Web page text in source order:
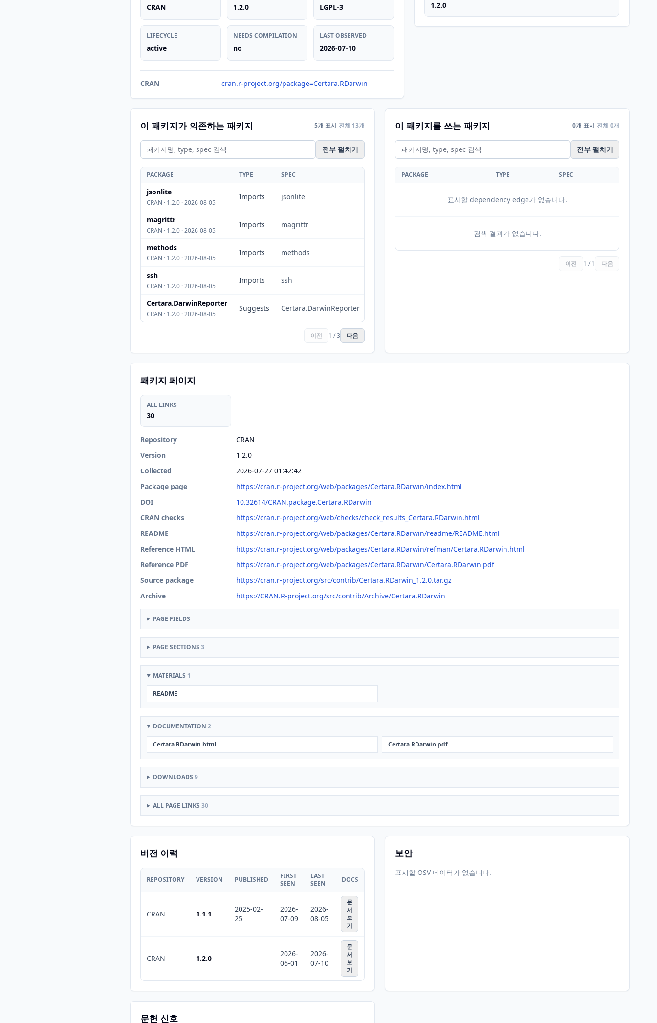
CRAN 1.2.0 LGPL-3
LIFECYCLE
active
NEEDS COMPILATION
no
LAST OBSERVED
2026-07-10
CRAN cran.r-project.org/package=Certara.RDarwin
1.2.0
이 패키지가 의존하는 패키지 5개 표시 전체 13개
전부 펼치기
PACKAGE TYPE SPEC
jsonlite
CRAN · 1.2.0 · 2026-08-05
Imports jsonlite
magrittr
CRAN · 1.2.0 · 2026-08-05
Imports magrittr
methods
CRAN · 1.2.0 · 2026-08-05
Imports methods
ssh
CRAN · 1.2.0 · 2026-08-05
Imports ssh
Certara.DarwinReporter
CRAN · 1.2.0 · 2026-08-05
Suggests Certara.DarwinReporter
이전 1 / 3 다음
이 패키지를 쓰는 패키지 0개 표시 전체 0개
전부 펼치기
PACKAGE TYPE SPEC
표시할 dependency edge가 없습니다.
검색 결과가 없습니다.
이전 1 / 1 다음
패키지 페이지
ALL LINKS
30
Repository
CRAN
Version
1.2.0
Collected
2026-07-27 01:42:42
Package page
https://cran.r-project.org/web/packages/Certara.RDarwin/index.html
DOI
10.32614/CRAN.package.Certara.RDarwin
CRAN checks
https://cran.r-project.org/web/checks/check_results_Certara.RDarwin.html
README
https://cran.r-project.org/web/packages/Certara.RDarwin/readme/README.html
Reference HTML
https://cran.r-project.org/web/packages/Certara.RDarwin/refman/Certara.RDarwin.html
Reference PDF
https://cran.r-project.org/web/packages/Certara.RDarwin/Certara.RDarwin.pdf
Source package
https://cran.r-project.org/src/contrib/Certara.RDarwin_1.2.0.tar.gz
Archive
https://CRAN.R-project.org/src/contrib/Archive/Certara.RDarwin
PAGE FIELDS
PAGE SECTIONS 3
MATERIALS 1
README
DOCUMENTATION 2
Certara.RDarwin.html Certara.RDarwin.pdf
DOWNLOADS 9
ALL PAGE LINKS 30
버전 이력
REPOSITORY VERSION PUBLISHED
FIRST
SEEN
LAST
SEEN
DOCS
CRAN 1.1.1
2025-02-
25
2026-
07-09
2026-
08-05
문
서
보
기
CRAN 1.2.0
2026-
06-01
2026-
07-10
문
서
보
기
보안
표시할 OSV 데이터가 없습니다.
문헌 신호